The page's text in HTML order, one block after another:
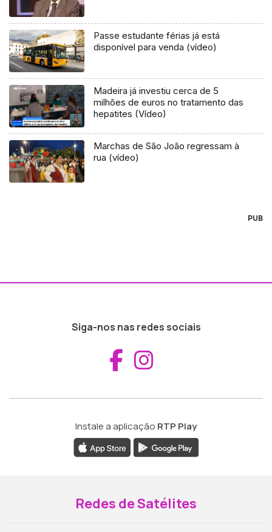
Passe estudante férias já está
disponível para venda (vídeo)
Madeira já investiu cerca de 5
milhões de euros no tratamento das
hepatites (Vídeo)
Marchas de São João regressam à
rua (vídeo)
PUB
Siga-nos nas redes sociais
Aceder ao
Instale a aplicação RTP Play
Redes de Satélites